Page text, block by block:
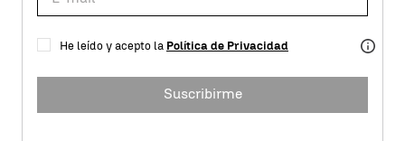
He leído y acepto la Política de Privacidad
Suscribirme